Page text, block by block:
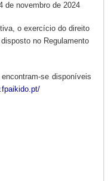
de novembro de 2024
o exercício do direito
no Regulamento
se disponíveis